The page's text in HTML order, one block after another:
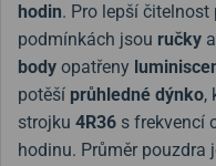
hodin. Pro lepší čitelnost
podmínkách jsou ručky a
body opatřeny
potěší průhledné dýnko,
strojku 4R36 s frekvencí
hodinu. Průměr pouzdra